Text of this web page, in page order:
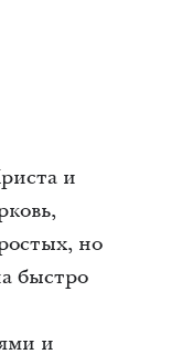
и
но
быстро
и